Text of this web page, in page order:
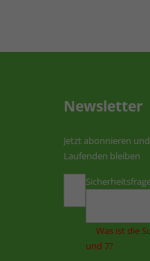
Newsletter
Jetzt abonnieren
Laufenden bleiben
Was ist die
und 7?